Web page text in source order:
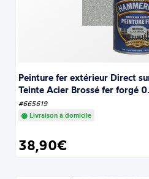
Peinture fer extérieur Direct
Teinte Acier Brossé fer forgé
#665619
Livraison à domicile
38,90€